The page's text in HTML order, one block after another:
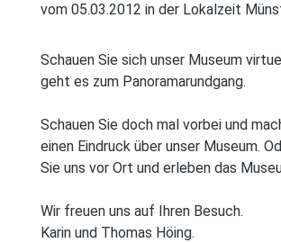
vom 05.03.2012 in der Lokalzeit
Schauen Sie sich unser Museum
geht es zum Panoramarundgang.
Schauen Sie doch mal vorbei und
einen Eindruck über unser Museum.
Sie uns vor Ort und erleben das
Wir freuen uns auf Ihren Besuch.
Karin und Thomas Höing.